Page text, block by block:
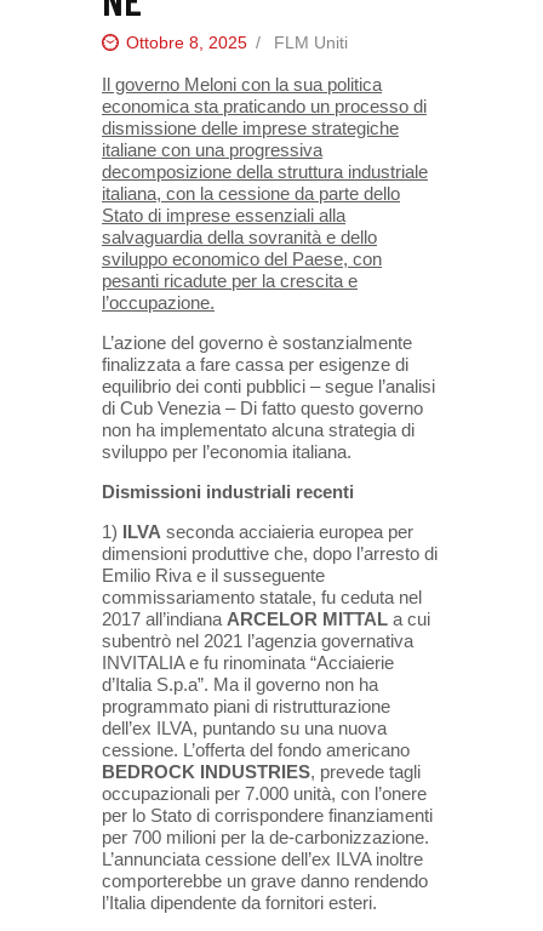
Ottobre 8, 2025 FLM Uniti
Il governo Meloni con la sua politica
economica sta praticando un processo di
dismissione delle imprese strategiche
italiane con una progressiva
decomposizione della struttura industriale
italiana, con la cessione da parte dello
Stato di imprese essenziali alla
salvaguardia della sovranità e dello
sviluppo economico del Paese, con
pesanti ricadute per la crescita e
l’occupazione.
L’azione del governo è sostanzialmente
finalizzata a fare cassa per esigenze di
equilibrio dei conti pubblici – segue l’analisi
di Cub Venezia – Di fatto questo governo
non ha implementato alcuna strategia di
sviluppo per l’economia italiana.
Dismissioni industriali recenti
1) ILVA seconda acciaieria europea per
dimensioni produttive che, dopo l’arresto di
Emilio Riva e il susseguente
commissariamento statale, fu ceduta nel
2017 all’indiana ARCELOR MITTAL a cui
subentrò nel 2021 l’agenzia governativa
INVITALIA e fu rinominata “Acciaierie
d’Italia S.p.a”. Ma il governo non ha
programmato piani di ristrutturazione
dell’ex ILVA, puntando su una nuova
cessione. L’offerta del fondo americano
BEDROCK INDUSTRIES, prevede tagli
occupazionali per 7.000 unità, con l’onere
per lo Stato di corrispondere finanziamenti
per 700 milioni per la de-carbonizzazione.
L’annunciata cessione dell’ex ILVA inoltre
comporterebbe un grave danno rendendo
l’Italia dipendente da fornitori esteri.